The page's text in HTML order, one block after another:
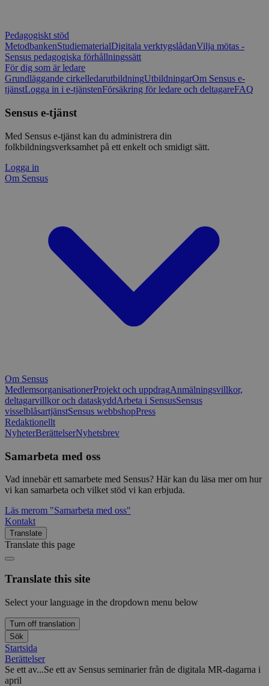
Pedagogiskt stöd
MetodbankenStudiematerialDigitala verktygslådanVilja mötas -
Sensus pedagogiska förhållningssätt
För dig som är ledare
Grundläggande cirkelledarutbildningUtbildningarOm Sensus e-
tjänstLogga in i e-tjänstenFörsäkring för ledare och deltagareFAQ
Sensus e-tjänst
Med Sensus e-tjänst kan du administrera din
folkbildningsverksamhet på ett enkelt och smidigt sätt.
Logga in
Om Sensus
Om Sensus
MedlemsorganisationerProjekt och uppdragAnmälningsvillkor,
deltagarvillkor och dataskyddArbeta i SensusSensus
visselblåsartjänstSensus webbshopPress
Redaktionellt
NyheterBerättelserNyhetsbrev
Samarbeta med oss
Vad innebär ett samarbete med Sensus? Här kan du läsa mer om hur
vi kan samarbeta och vilket stöd vi kan erbjuda.
Läs merom "Samarbeta med oss"
Kontakt
Translate
Translate this page
Translate this site
Select your language in the dropdown menu below
Turn off translation
Sök
Startsida
Berättelser
Se ett av...Se ett av Sensus seminarier från de digitala MR-dagarna i
april